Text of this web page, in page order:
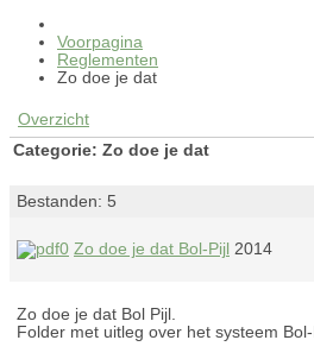
Voorpagina
Reglementen
Zo doe je dat
Overzicht
Categorie: Zo doe je dat
Bestanden: 5
Zo doe je dat Bol-Pijl 2014
Zo doe je dat Bol Pijl.
Folder met uitleg over het systeem